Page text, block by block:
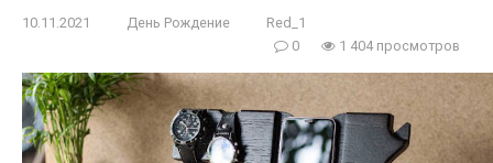
10.11.2021 День Рождение
Red_1
0
1 404 просмотров